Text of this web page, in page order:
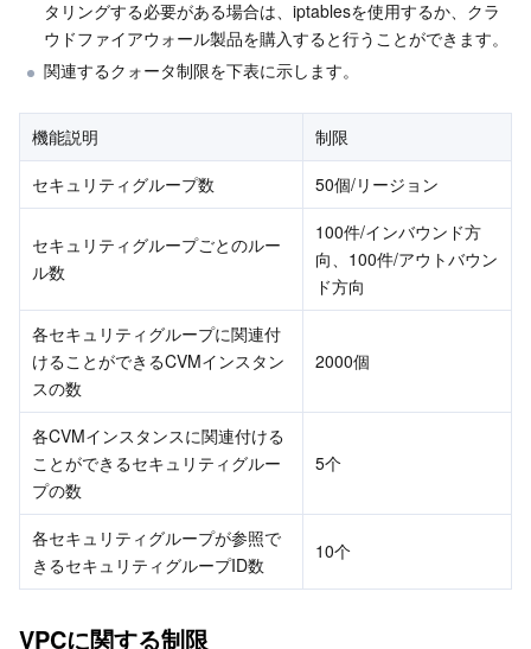
タリングする必要がある場合は、iptablesを使用するか、クラ
ウドファイアウォール製品を購入すると行うことができます。
関連するクォータ制限を下表に示します。
機能説明
制限
セキュリティグループ数
50個/リージョン
セキュリティグループごとのルー
ル数
100件/インバウンド方
向、100件/アウトバウン
ド方向
各セキュリティグループに関連付
けることができるCVMインスタン
スの数
2000個
各CVMインスタンスに関連付ける
ことができるセキュリティグルー
プの数
5个
各セキュリティグループが参照で
きるセキュリティグループID数
10个
VPCに関する制限